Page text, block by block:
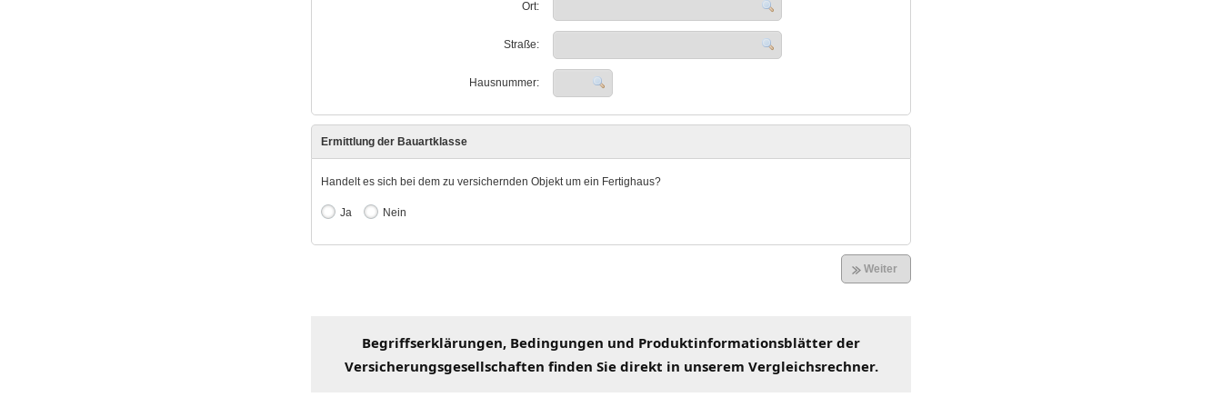
Begriffserklärungen, Bedingungen und Produktinformationsblätter der
Versicherungsgesellschaften finden Sie direkt in unserem Vergleichsrechner.